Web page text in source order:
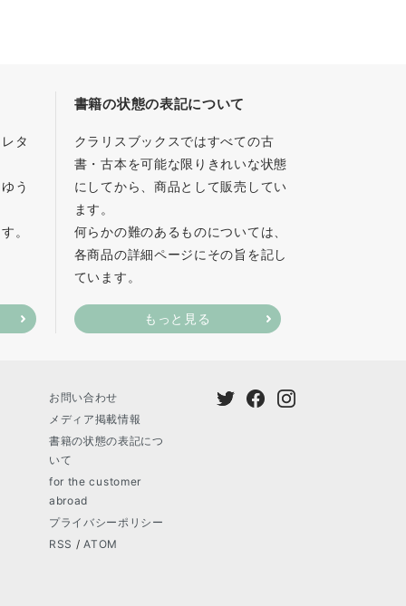
タ
う
。
書籍の状態の表記について
クラリスブックスではすべての古
書・古本を可能な限りきれいな状態
にしてから、商品として販売してい
ます。
何らかの難のあるものについては、
各商品の詳細ページにその旨を記し
ています。
もっと見る
お問い合わせ
メディア掲載情報
書籍の状態の表記につ
いて
for the customer
abroad
プライバシーポリシー
RSS /ATOM